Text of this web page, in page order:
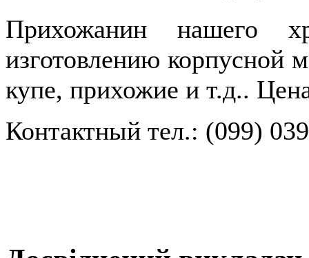
Прихожанин нашего
изготовлению корпусной
купе, прихожие и т.д..
Контактный тел.: (099)